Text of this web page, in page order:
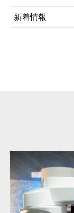
新着情報